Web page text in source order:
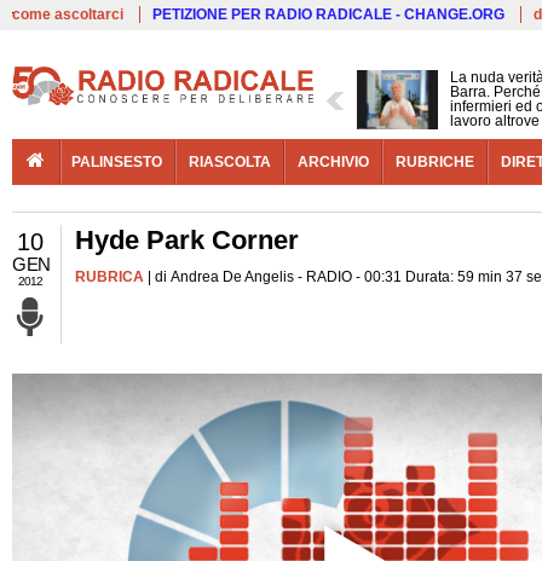
come ascoltarci PETIZIONE PER RADIO RADICALE - CHANGE.ORG
La nuda
Barra.
infermieri ed
lavoro altrove
PALINSESTO RIASCOLTA ARCHIVIO RUBRICHE
10
GEN
2012
Hyde Park Corner
RUBRICA | di Andrea De Angelis - RADIO - 00:31 Durata: 59 min 37